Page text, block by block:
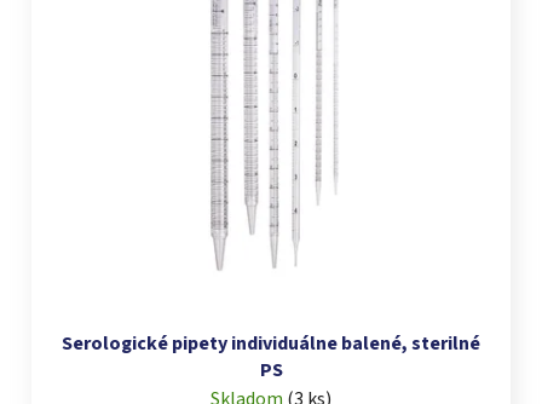
Serologické pipety individuálne balené, sterilné
PS